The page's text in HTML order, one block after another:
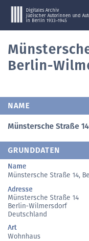
Digitales Archiv
jüdischer Autorinnen und
in Berlin 1933–1945
Berlin-
NAME
Münstersche Straße 14
GRUNDDATEN
Name
Münstersche Straße 14,
Adresse
Münstersche Straße 14
Berlin-Wilmersdorf
Deutschland
Art
Wohnhaus